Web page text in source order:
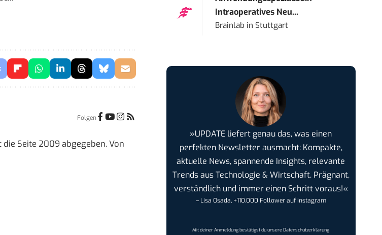
Folgen
Seite 2009 abgegeben. Von
Intraoperatives Neu...
Brainlab in Stuttgart
»UPDATE liefert genau das, was einen
perfekten Newsletter ausmacht: Kompakte,
aktuelle News, spannende Insights, relevante
Trends aus Technologie & Wirtschaft. Prägnant,
verständlich und immer einen Schritt voraus!«
– Lisa Osada, +110.000 Follower auf Instagram
Mit deiner Anmeldung bestätigst du unsereDatenschutzerklärung